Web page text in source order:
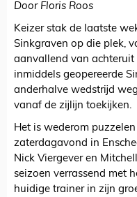
Door Floris Roos
Keizer stak de laatste
Sinkgraven op die plek,
aanvallend van achteruit
inmiddels geopereerde
anderhalve wedstrijd
vanaf de zijlijn toekijken.
Het is wederom
zaterdagavond in
Nick Viergever en
seizoen verrassend met
huidige trainer in zijn